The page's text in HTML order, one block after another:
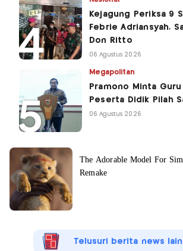
Kejagung Periksa 9
Febrie Adriansyah,
Don Ritto
06 Agustus 2026
Megapolitan
Pramono Minta Guru
Peserta Didik Pilah
06 Agustus 2026
Telusuri berita news